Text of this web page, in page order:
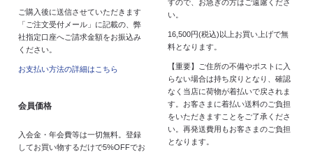
ご購入後に送信させていただきます
「ご注文受付メール」に記載の、弊
社指定口座へご請求金額をお振込み
ください。
お支払い方法の詳細はこちら
会員価格
入会金・年会費等は一切無料。登録
してお買い物するだけで5%OFFでお
すので、お急ぎの方はご遠慮くださ
い。
16,500円(税込)以上お買い上げで無
料となります。
【重要】ご住所の不備やポストに入
らない場合は持ち戻りとなり、確認
なく当店に荷物が着払いで戻されま
す。お客さまに着払い送料のご負担
をいただきますことをご了承くださ
い。再発送費用もお客さまのご負担
となります。